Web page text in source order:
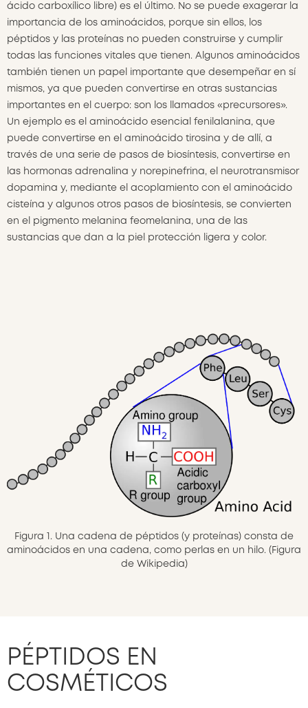
ácido carboxílico libre) es el último. No se puede exagerar la
importancia de los aminoácidos, porque sin ellos, los
péptidos y las proteínas no pueden construirse y cumplir
todas las funciones vitales que tienen. Algunos aminoácidos
también tienen un papel importante que desempeñar en sí
mismos, ya que pueden convertirse en otras sustancias
importantes en el cuerpo: son los llamados «precursores».
Un ejemplo es el aminoácido esencial fenilalanina, que
puede convertirse en el aminoácido tirosina y de allí, a
través de una serie de pasos de biosíntesis, convertirse en
las hormonas adrenalina y norepinefrina, el neurotransmisor
dopamina y, mediante el acoplamiento con el aminoácido
cisteína y algunos otros pasos de biosíntesis, se convierten
en el pigmento melanina feomelanina, una de las
sustancias que dan a la piel protección ligera y color.
Figura 1. Una cadena de péptidos (y proteínas) consta de
aminoácidos en una cadena, como perlas en un hilo. (Figura
de Wikipedia)
PÉPTIDOS EN
COSMÉTICOS